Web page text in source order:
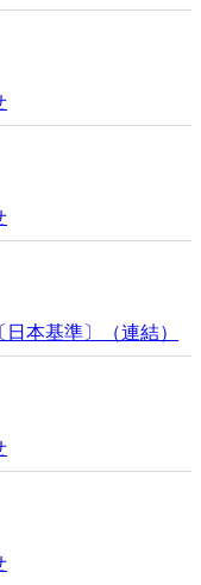
本基準〕（連結）